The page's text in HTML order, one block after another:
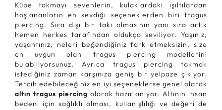
Küpe takmayı sevenlerin, kulaklardaki ışıltılardan
hoşlananların en sevdiği seçeneklerden biri tragus
piercing. Sıra dışı bir takı olmasının yanı sıra artık
hemen herkes tarafından oldukça seviliyor. Yaşınız,
yaşantınız, neleri beğendiğiniz fark etmeksizin, size
en uygun olan tragus piercing modellerini
bulabiliyorsunuz. Ayrıca tragus piercing takmak
istediğiniz zaman karşınıza geniş bir yelpaze çıkıyor.
Tercih edebileceğiniz en iyi seçeneklerse genel olarak
altın tragus piercing olarak hazırlanıyor. Altının insan
bedeni için sağlıklı olması, kullanışlılığı ve değeri de